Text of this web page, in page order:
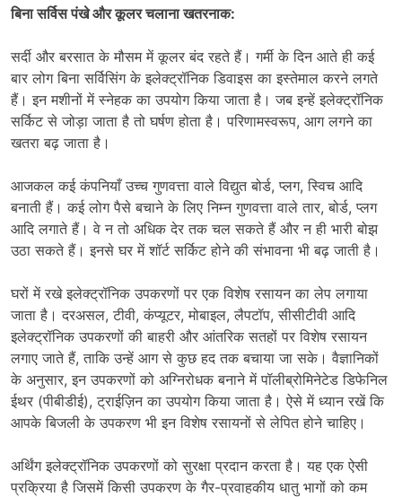
बिना सर्विस पंखे और कूलर चलाना खतरनाक:
सर्दी और बरसात के मौसम में कूलर बंद रहते हैं। गर्मी के दिन आते ही कई
बार लोग बिना सर्विसिंग के इलेक्ट्रॉनिक डिवाइस का इस्तेमाल करने लगते
हैं। इन मशीनों में स्नेहक का उपयोग किया जाता है। जब इन्हें इलेक्ट्रॉनिक
सर्किट से जोड़ा जाता है तो घर्षण होता है। परिणामस्वरूप, आग लगने का
खतरा बढ़ जाता है।
आजकल कई कंपनियाँ उच्च गुणवत्ता वाले विद्युत बोर्ड, प्लग, स्विच आदि
बनाती हैं। कई लोग पैसे बचाने के लिए निम्न गुणवत्ता वाले तार, बोर्ड, प्लग
आदि लगाते हैं। वे न तो अधिक देर तक चल सकते हैं और न ही भारी बोझ
उठा सकते हैं। इनसे घर में शॉर्ट सर्किट होने की संभावना भी बढ़ जाती है।
घरों में रखे इलेक्ट्रॉनिक उपकरणों पर एक विशेष रसायन का लेप लगाया
जाता है। दरअसल, टीवी, कंप्यूटर, मोबाइल, लैपटॉप, सीसीटीवी आदि
इलेक्ट्रॉनिक उपकरणों की बाहरी और आंतरिक सतहों पर विशेष रसायन
लगाए जाते हैं, ताकि उन्हें आग से कुछ हद तक बचाया जा सके। वैज्ञानिकों
के अनुसार, इन उपकरणों को अग्निरोधक बनाने में पॉलीब्रोमिनेटेड डिफेनिल
ईथर (पीबीडीई), ट्राईज़िन का उपयोग किया जाता है। ऐसे में ध्यान रखें कि
आपके बिजली के उपकरण भी इन विशेष रसायनों से लेपित होने चाहिए।
अर्थिंग इलेक्ट्रॉनिक उपकरणों को सुरक्षा प्रदान करता है। यह एक ऐसी
प्रक्रिया है जिसमें किसी उपकरण के गैर-प्रवाहकीय धातु भागों को कम